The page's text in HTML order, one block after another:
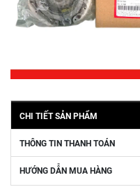
CHI TIẾT SẢN PHẨM
THÔNG TIN THANH TOÁN
HƯỚNG DẪN MUA HÀNG